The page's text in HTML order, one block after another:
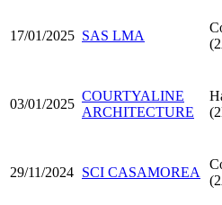
17/01/2025 SAS LMA
03/01/2025
COURTYALINE
ARCHITECTURE
29/11/2024 SCI CASAMOREA